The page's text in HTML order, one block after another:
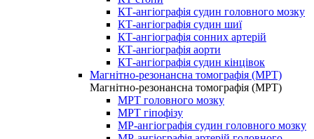
КТ-ангіографія судин головного мозку
КТ-ангіографія судин шиї
КТ-ангіографія сонних артерій
КТ-ангіографія аорти
КТ-ангіографія судин кінцівок
Магнітно-резонансна томографія (МРТ)
Магнітно-резонансна томографія (МРТ)
МРТ головного мозку
МРТ гіпофізу
МР-ангіографія судин головного мозку